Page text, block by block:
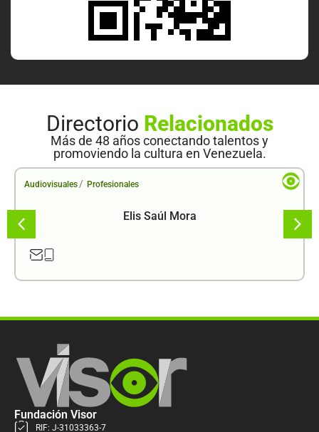
Directorio Relacionados
Más de 48 años conectando talentos y
promoviendo la cultura en Venezuela.
Audiovisuales / Profesionales
Elis Saúl Mora
Fundación Visor
RIF: J-31033363-7